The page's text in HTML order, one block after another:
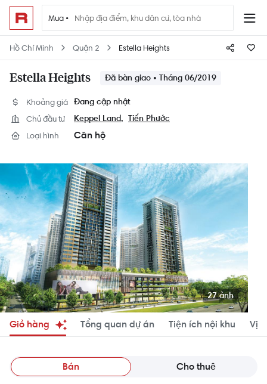
Mua •
Hồ Chí Minh Quận 2 Estella Heights
Estella Heights Đã bàn giao • Tháng 06/2019
27 ảnh
Khoảng giá Đang cập nhật
Chủ đầu tư Keppel Land Tiến Phước
Loại hình Căn hộ
Giỏ hàng Tổng quan dự án Tiện ích nội khu Vị
Bán Cho thuê